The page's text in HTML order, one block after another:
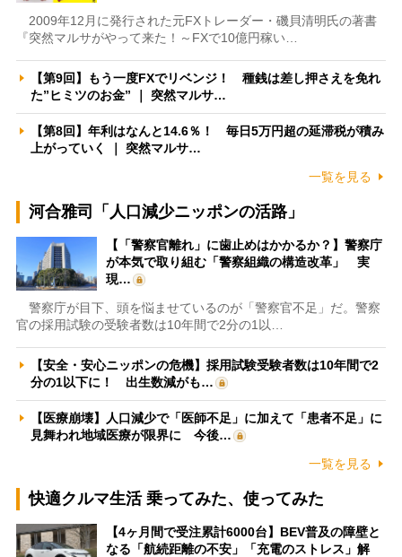
2009年12月に発行された元FXトレーダー・磯貝清明氏の著書
『突然マルサがやって来た！～FXで10億円稼い…
【第9回】もう一度FXでリベンジ！ 種銭は差し押さえを免れ
た”ヒミツのお金” ｜ 突然マルサ…
【第8回】年利はなんと14.6％！ 毎日5万円超の延滞税が積み
上がっていく ｜ 突然マルサ…
一覧を見る
河合雅司「人口減少ニッポンの活路」
【「警察官離れ」に歯止めはかかるか？】警察庁
が本気で取り組む「警察組織の構造改革」 実
現…
警察庁が目下、頭を悩ませているのが「警察官不足」だ。警察
官の採用試験の受験者数は10年間で2分の1以…
【安全・安心ニッポンの危機】採用試験受験者数は10年間で2
分の1以下に！ 出生数減がも…
【医療崩壊】人口減少で「医師不足」に加えて「患者不足」に
見舞われ地域医療が限界に 今後…
一覧を見る
快適クルマ生活 乗ってみた、使ってみた
【4ヶ月間で受注累計6000台】BEV普及の障壁と
なる「航続距離の不安」「充電のストレス」解